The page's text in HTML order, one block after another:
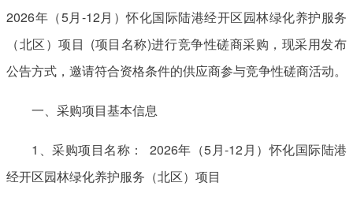
2026年（5月-12月）怀化国际陆港经开区园林绿化养护服务
（北区）项目 (项目名称)进行竞争性磋商采购，现采用发布
公告方式，邀请符合资格条件的供应商参与竞争性磋商活动。
一、采购项目基本信息
1、采购项目名称： 2026年（5月-12月）怀化国际陆港
经开区园林绿化养护服务（北区）项目